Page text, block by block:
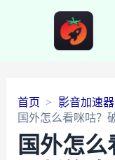
首页
影音加速器
国外怎么看咪咕？
国外怎